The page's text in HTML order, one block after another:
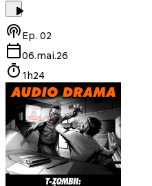
Ep. 02
06.mai.26
1h24